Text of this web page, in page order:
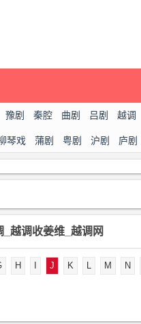
豫剧 秦腔 曲剧 吕剧 越调
琴戏 蒲剧 粤剧 沪剧 庐剧
越调收姜维_越调网
H J K L M N